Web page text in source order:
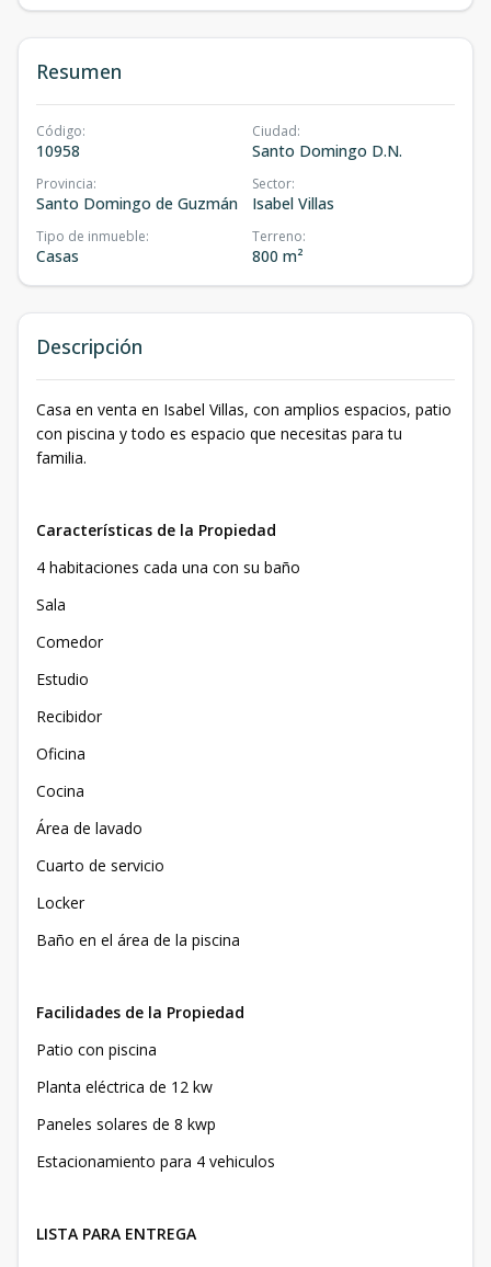
Resumen
Código:
10958
Ciudad:
Santo Domingo D.N.
Provincia:
Santo Domingo de Guzmán
Sector:
Isabel Villas
Tipo de inmueble:
Casas
Terreno:
800 m²
Descripción
Casa en venta en Isabel Villas, con amplios espacios, patio
con piscina y todo es espacio que necesitas para tu
familia.
Características de la Propiedad
4 habitaciones cada una con su baño
Sala
Comedor
Estudio
Recibidor
Oficina
Cocina
Área de lavado
Cuarto de servicio
Locker
Baño en el área de la piscina
Facilidades de la Propiedad
Patio con piscina
Planta eléctrica de 12 kw
Paneles solares de 8 kwp
Estacionamiento para 4 vehiculos
LISTA PARA ENTREGA